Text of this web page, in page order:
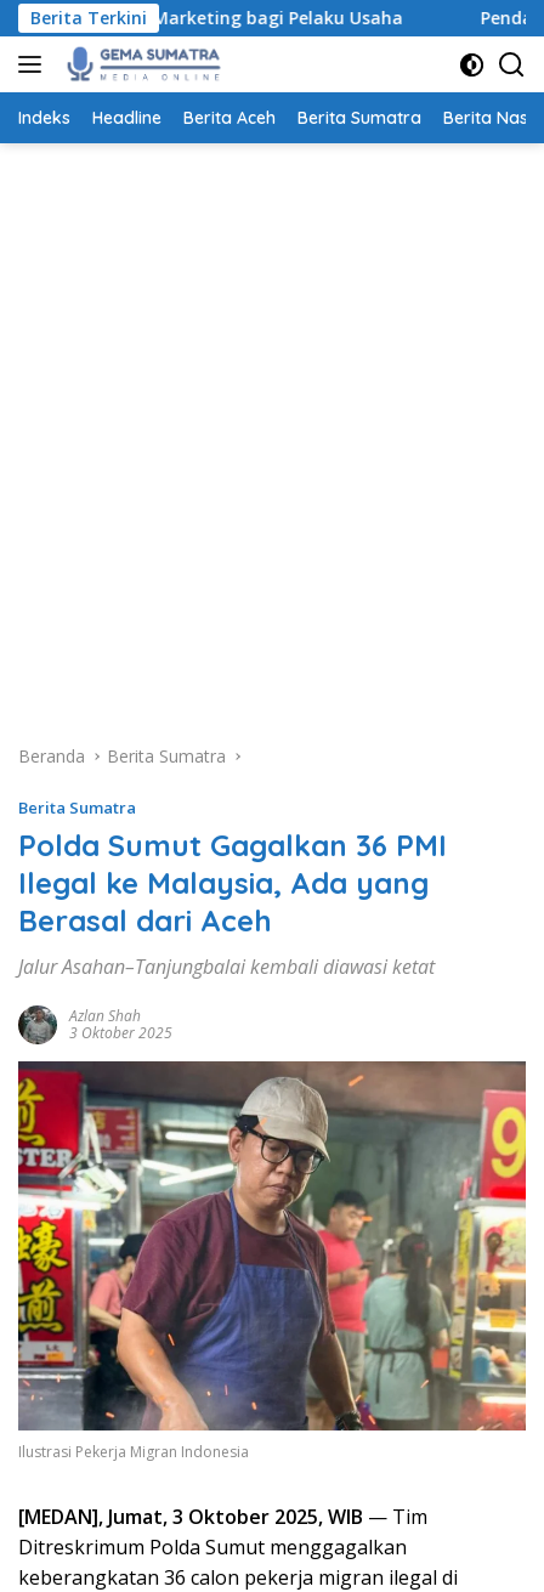
Langsung
ke
konten
Berita Terkini
Marketing bagi Pelaku Usaha Pendaftaran
Indeks Headline Berita Aceh Berita Sumatra Berita
Beranda Berita Sumatra
Berita Sumatra
Polda Sumut Gagalkan 36 PMI
Ilegal ke Malaysia, Ada yang
Berasal dari Aceh
Jalur Asahan–Tanjungbalai kembali diawasi ketat
Azlan Shah
3 Oktober 2025
Ilustrasi Pekerja Migran Indonesia
[MEDAN], Jumat, 3 Oktober 2025, WIB — Tim
Ditreskrimum Polda Sumut menggagalkan
keberangkatan 36 calon pekerja migran ilegal di